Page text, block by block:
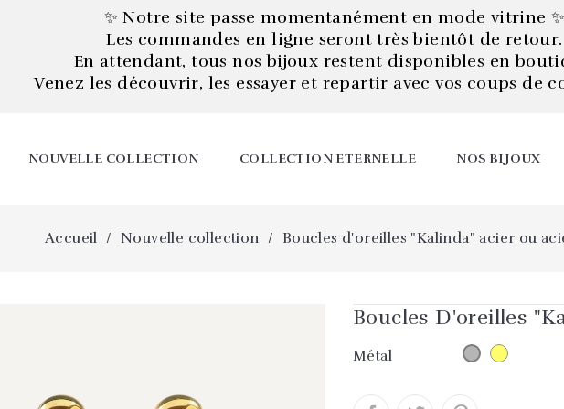
✨ Notre site passe momentanément en mode vitrine ✨
Les commandes en ligne seront très bientôt de retour.
En attendant, tous nos bijoux restent disponibles en
Venez les découvrir, les essayer et repartir avec vos coups de
NOUVELLE COLLECTION COLLECTION ETERNELLE NOS BIJOUX
Accueil Nouvelle collection Boucles d'oreilles "Kalinda" acier ou
Boucles D'oreilles
Métal AcierAcier